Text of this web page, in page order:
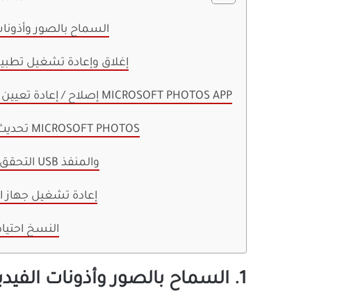
1. السماح بالصور
2. إغلاق وإعادة تشغيل
3. إصلاح / إعادة تعيين التطبيق MICROSOFT PHOTOS APP
4. تحديث تطبيق MICROSOFT PHOTOS
5. التحقق من كبل USB والمنفذ
6. إعادة تشغيل جهاز
النسخ
1. السماح بالصور وأذونات الفيديو